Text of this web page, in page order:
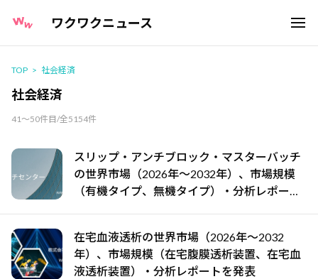
ワクワクニュース
TOP 社会経済
社会経済
41～50件目/全5154件
スリップ・アンチブロック・マスターバッチ
の世界市場（2026年～2032年）、市場規模
（有機タイプ、無機タイプ）・分析レポート
在宅血液透析の世界市場（2026年～2032
年）、市場規模（在宅腹膜透析装置、在宅血
液透析装置）・分析レポートを発表